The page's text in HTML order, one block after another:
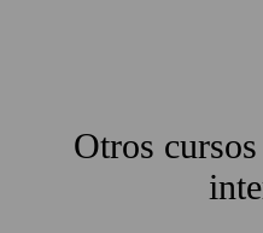
Otros